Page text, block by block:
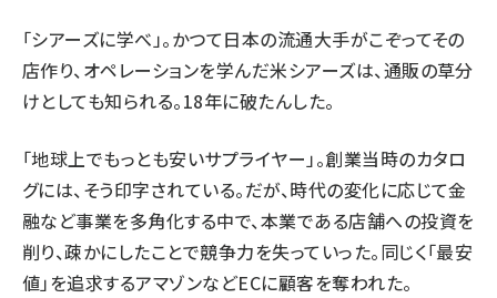
「シアーズに学べ」。かつて日本の流通大手がこぞってその
店作り、オペレーションを学んだ米シアーズは、通販の草分
けとしても知られる。18年に破たんした。
「地球上でもっとも安いサプライヤー」。創業当時のカタロ
グには、そう印字されている。だが、時代の変化に応じて金
融など事業を多角化する中で、本業である店舗への投資を
削り、疎かにしたことで競争力を失っていった。同じく「最安
値」を追求するアマゾンなどECに顧客を奪われた。